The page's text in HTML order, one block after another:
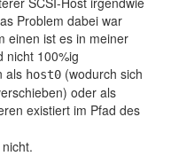
Problem dabei war
einen ist es in meiner
nicht 100%ig
als host0 (wodurch sich
oder als
existiert im Pfad des
nicht.